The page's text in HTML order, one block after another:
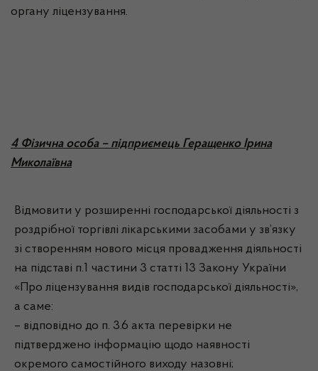
органу ліцензування.
4 Фізична особа – підприємець Геращенко Ірина
Миколаївна
Відмовити у розширенні господарської діяльності з
роздрібної торгівлі лікарськими засобами у зв’язку
зі створенням нового місця провадження діяльності
на підставі п.1 частини 3 статті 13 Закону України
«Про ліцензування видів господарської діяльності»,
а саме:
– відповідно до п. 3.6 акта перевірки не
підтверджено інформацію щодо наявності
окремого самостійного виходу назовні;